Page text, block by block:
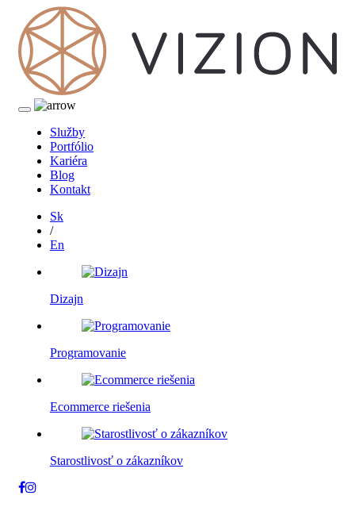
Služby
Portfólio
Kariéra
Blog
Kontakt
Sk
/
En
Dizajn
Programovanie
Ecommerce riešenia
Starostlivosť o zákazníkov